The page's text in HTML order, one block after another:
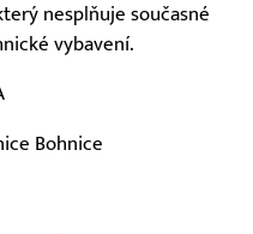
nesplňuje současné
vybavení.
Bohnice